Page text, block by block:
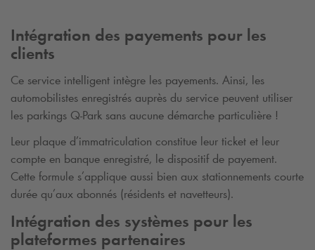
Intégration des payements pour les
clients
Ce service intelligent intègre les payements. Ainsi, les
automobilistes enregistrés auprès du service peuvent utiliser
les parkings Q-Park sans aucune démarche particulière !
Leur plaque d’immatriculation constitue leur ticket et leur
compte en banque enregistré, le dispositif de payement.
Cette formule s’applique aussi bien aux stationnements courte
durée qu’aux abonnés (résidents et navetteurs).
Intégration des systèmes pour les
plateformes partenaires